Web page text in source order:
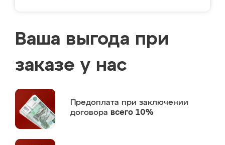
Ваша выгода при
заказе у нас
Предоплата при заключении
договора всего 10%